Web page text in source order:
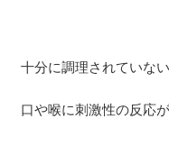
十分に調理されていな
口や喉に刺激性の反応